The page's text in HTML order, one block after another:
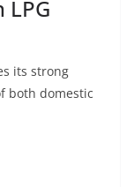
its strong
both domestic